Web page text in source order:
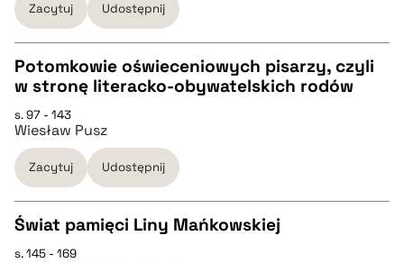
BIBTEX
pobierz cytat
Zacytuj Udostępnij
CZYSTY TEKST
pobierz cytat
BIBTEX
pobierz cytat
Potomkowie oświeceniowych pisarzy, czyli
w stronę literacko-obywatelskich rodów
s. 97 - 143
Wiesław Pusz
Zacytuj Udostępnij
Świat pamięci Liny Mańkowskiej
s. 145 - 169